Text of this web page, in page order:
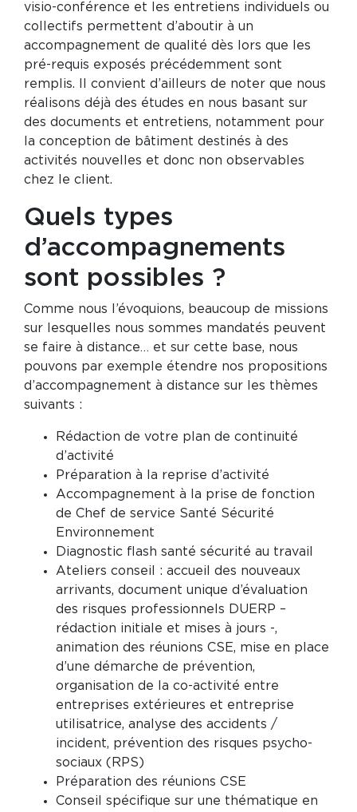
visio-conférence et les entretiens individuels ou
collectifs permettent d’aboutir à un
accompagnement de qualité dès lors que les
pré-requis exposés précédemment sont
remplis. Il convient d’ailleurs de noter que nous
réalisons déjà des études en nous basant sur
des documents et entretiens, notamment pour
la conception de bâtiment destinés à des
activités nouvelles et donc non observables
chez le client.
Quels types
d’accompagnements
sont possibles ?
Comme nous l’évoquions, beaucoup de missions
sur lesquelles nous sommes mandatés peuvent
se faire à distance… et sur cette base, nous
pouvons par exemple étendre nos propositions
d’accompagnement à distance sur les thèmes
suivants :
Rédaction de votre plan de continuité
d’activité
Préparation à la reprise d’activité
Accompagnement à la prise de fonction
de Chef de service Santé Sécurité
Environnement
Diagnostic flash santé sécurité au travail
Ateliers conseil : accueil des nouveaux
arrivants, document unique d’évaluation
des risques professionnels DUERP –
rédaction initiale et mises à jours -,
animation des réunions CSE, mise en place
d’une démarche de prévention,
organisation de la co-activité entre
entreprises extérieures et entreprise
utilisatrice, analyse des accidents /
incident, prévention des risques psycho-
sociaux (RPS)
Préparation des réunions CSE
Conseil spécifique sur une thématique en